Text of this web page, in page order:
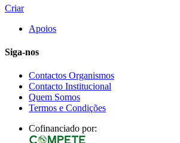
Criar
Apoios
Siga-nos
Contactos Organismos
Contacto Institucional
Quem Somos
Termos e Condições
Cofinanciado por: